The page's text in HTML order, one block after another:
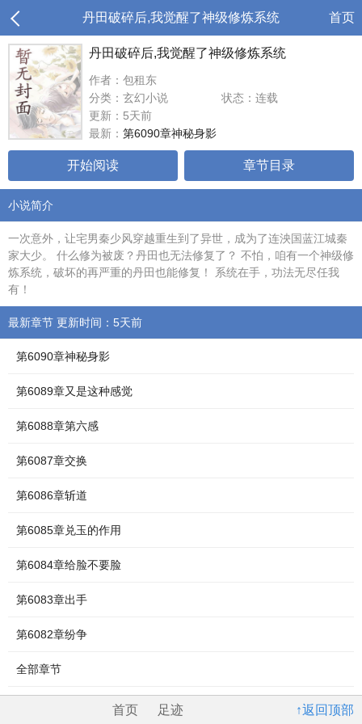
丹田破碎后,我觉醒了神级修炼系统 首页
丹田破碎后,我觉醒了神级修炼系统
作者：包租东
分类：玄幻小说
状态：连载
更新：5天前
最新： 第6090章神秘身影
开始阅读 章节目录
小说简介
一次意外，让宅男秦少风穿越重生到了异世，成为了连泱国蓝江城秦
家大少。 什么修为被废？丹田也无法修复了？ 不怕，咱有一个神级修
炼系统，破坏的再严重的丹田也能修复！ 系统在手，功法无尽任我
有！
最新章节 更新时间：5天前
第6090章神秘身影
第6089章又是这种感觉
第6088章第六感
第6087章交换
第6086章斩道
第6085章兑玉的作用
第6084章给脸不要脸
第6083章出手
第6082章纷争
全部章节
↑返回顶部
首页 足迹